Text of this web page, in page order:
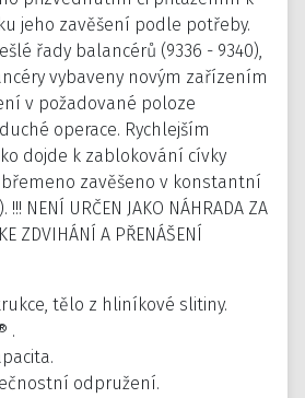
jeho zavěšení podle potřeby.
řady balancérů (9336 - 9340),
vybaveny novým zařízením
v požadované poloze
operace. Rychlejším
dojde k zablokování cívky
zavěšeno v konstantní
NENÍ URČEN JAKO NÁHRADA ZA
ZDVIHÁNÍ A PŘENÁŠENÍ
tělo z hliníkové slitiny.
.
odpružení.